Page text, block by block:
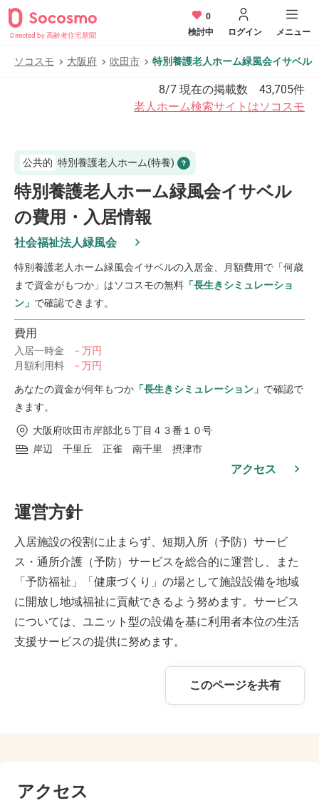
Directed by 高齢者住宅新聞
0
検討中
ログイン メニュー
ソコスモ 大阪府 吹田市 特別養護老人ホーム緑風会イサベル
8/7 現在の掲載数 43,705件
老人ホーム検索サイトはソコスモ
公共的 特別養護老人ホーム(特養)
特別養護老人ホーム緑風会イサベル
の費用・入居情報
社会福祉法人緑風会
特別養護老人ホーム緑風会イサベルの入居金、月額費用で「何歳
まで資金がもつか」はソコスモの無料 「長生きシミュレーショ
ン」 で確認できます。
費用
入居一時金
－万円
月額利用料
－万円
あなたの資金が何年もつか 「長生きシミュレーション」 で確認で
きます。
大阪府吹田市岸部北５丁目４３番１０号
岸辺 千里丘 正雀 南千里 摂津市
アクセス
運営方針
入居施設の役割に止まらず、短期入所（予防）サービ
ス・通所介護（予防）サービスを総合的に運営し、また
「予防福祉」「健康づくり」の場として施設設備を地域
に開放し地域福祉に貢献できるよう努めます。サービス
については、ユニット型の設備を基に利用者本位の生活
支援サービスの提供に努めます。
このページを共有
アクセス